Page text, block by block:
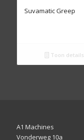
Suvamatic Greep
Toon details
A1 Machines
Vonderweg 10a